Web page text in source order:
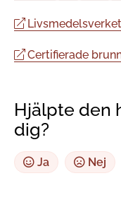
Livsmedelsverket
Certifierade
Hjälpte den
dig?
Ja Nej